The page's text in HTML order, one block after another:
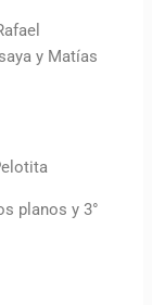
y Matías
planos y 3°